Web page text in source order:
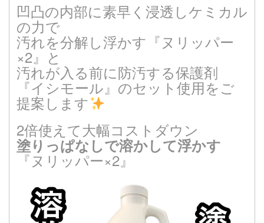
凹凸の内部に素早く浸透しケミカル
の力で
汚れを分解し浮かす『ヌリッパー
×2』と
汚れが入る前に防汚する保護剤
『イシモール』のセット使用をご
提案します
2倍使えて大幅コストダウン
塗りっぱなしで溶かして浮かす
『ヌリッパー×2』